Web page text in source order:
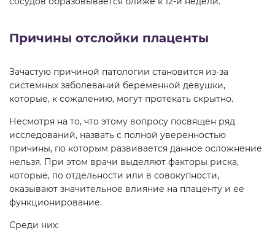
Причины отслойки плаценты
Зачастую причиной патологии становится из-за
системных заболеваний беременной девушки,
которые, к сожалению, могут протекать скрытно.
Несмотря на то, что этому вопросу посвящен ряд
исследований, назвать с полной уверенностью
причины, по которым развивается данное осложнение
нельзя. При этом врачи выделяют факторы риска,
которые, по отдельности или в совокупности,
оказывают значительное влияние на плаценту и ее
функционирование.
Среди них: